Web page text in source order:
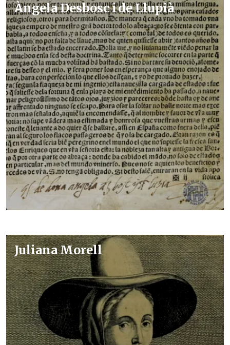
Àngela Desbosc i de Llupià
Juliana Morell